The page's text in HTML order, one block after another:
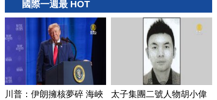
國際一週最 HOT
川普：伊朗擁核夢碎 海峽
太子集團二號人物胡小偉